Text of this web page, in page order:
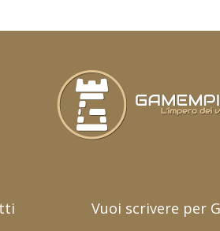
Vuoi scrivere per